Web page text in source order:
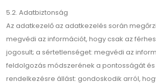
5.2. Adatbiztonság
Az adatkezelő az adatkezelés során
megvédi az információt, hogy csak az
jogosult; a sértetlenséget: megvédi az
feldolgozás módszerének a pontosságát
rendelkezésre állást: gondoskodik arról,